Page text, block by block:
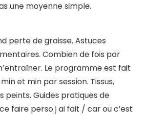
une moyenne simple.
perte de graisse. Astuces
Combien de fois par
Le programme est fait
et min par session. Tissus,
peints. Guides pratiques de
faire perso j ai fait / car ou c’est